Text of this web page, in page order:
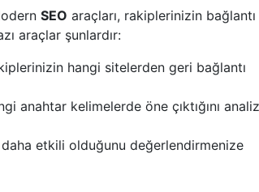
SEO araçları, rakiplerinizin bağlantı
araçlar şunlardır:
hangi sitelerden geri bağlantı
kelimelerde öne çıktığını analiz
daha etkili olduğunu değerlendirmenize